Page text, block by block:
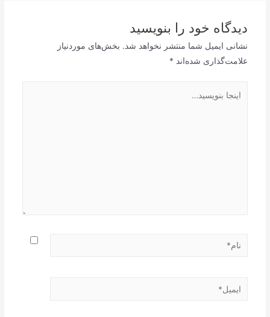
دیدگاه‌ خود را بنویسید
نشانی ایمیل شما منتشر نخواهد شد. بخش‌های موردنیاز
علامت‌گذاری شده‌اند *
بنویسید…
نام*
ایمیل*